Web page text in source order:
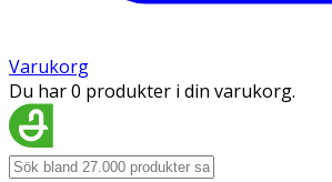
Varukorg
Du har 0 produkter i din varukorg.